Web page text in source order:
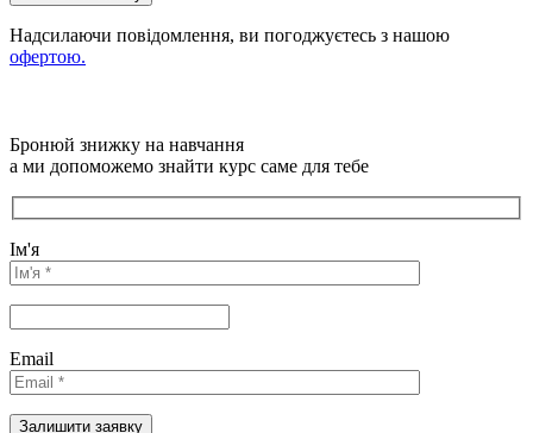
Надсилаючи повідомлення, ви погоджуєтесь з нашою
офертою.
Бронюй знижку на навчання
а ми допоможемо знайти курс саме для тебе
Ім'я
Email